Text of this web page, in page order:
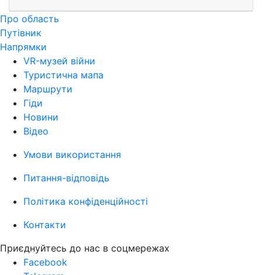
Про область
Путівник
Напрямки
VR-музей війни
Туристична мапа
Маршрути
Гіди
Новини
Відео
Умови використання
Питання-відповідь
Політика конфіденційності
Контакти
Приєднуйтесь до нас в соцмережах
Facebook